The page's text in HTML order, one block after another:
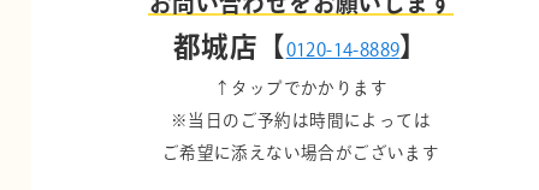
都城店【 0120-14-8889】
↑タップでかかります
※当日のご予約は時間によっては
ご希望に添えない場合がございます